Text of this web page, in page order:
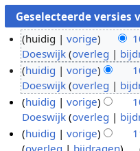
0
2
huidig vorige
Doeswijk overleg
G
e
e
n
b
e
huidig vorige
Doeswijk overleg
G
e
e
n
huidig vorige
Doeswijk overleg
G
e
huidig vorige